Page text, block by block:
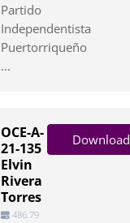
Partido
Independentista
Puertorriqueño
...
OCE-A-
21-135
Elvin
Rivera
Torres
486.79
Download